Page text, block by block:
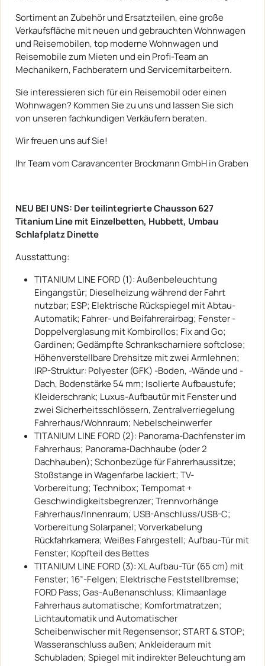
Sortiment an Zubehör und Ersatzteilen, eine große
Verkaufsfläche mit neuen und gebrauchten Wohnwagen
und Reisemobilen, top moderne Wohnwagen und
Reisemobile zum Mieten und ein Profi-Team an
Mechanikern, Fachberatern und Servicemitarbeitern.
Sie interessieren sich für ein Reisemobil oder einen
Wohnwagen? Kommen Sie zu uns und lassen Sie sich
von unseren fachkundigen Verkäufern beraten.
Wir freuen uns auf Sie!
Ihr Team vom Caravancenter Brockmann GmbH in Graben
NEU BEI UNS: Der teilintegrierte Chausson 627
Titanium Line mit Einzelbetten, Hubbett, Umbau
Schlafplatz Dinette
Ausstattung:
TITANIUM LINE FORD (1): Außenbeleuchtung
Eingangstür; Dieselheizung während der Fahrt
nutzbar; ESP; Elektrische Rückspiegel mit Abtau-
Automatik; Fahrer- und Beifahrerairbag; Fenster -
Doppelverglasung mit Kombirollos; Fix and Go;
Gardinen; Gedämpfte Schrankscharniere softclose;
Höhenverstellbare Drehsitze mit zwei Armlehnen;
IRP-Struktur: Polyester (GFK) -Boden, -Wände und -
Dach, Bodenstärke 54 mm; Isolierte Aufbaustufe;
Kleiderschrank; Luxus-Aufbautür mit Fenster und
zwei Sicherheitsschlössern, Zentralverriegelung
Fahrerhaus/Wohnraum; Nebelscheinwerfer
TITANIUM LINE FORD (2): Panorama-Dachfenster im
Fahrerhaus; Panorama-Dachhaube (oder 2
Dachhauben); Schonbezüge für Fahrerhaussitze;
Stoßstange in Wagenfarbe lackiert; TV-
Vorbereitung; Technibox; Tempomat +
Geschwindigkeitsbegrenzer; Trennvorhänge
Fahrerhaus/Innenraum; USB-Anschluss/USB-C;
Vorbereitung Solarpanel; Vorverkabelung
Rückfahrkamera; Weißes Fahrgestell; Aufbau-Tür mit
Fenster; Kopfteil des Bettes
TITANIUM LINE FORD (3): XL Aufbau-Tür (65 cm) mit
Fenster; 16”-Felgen; Elektrische Feststellbremse;
FORD Pass; Gas-Außenanschluss; Klimaanlage
Fahrerhaus automatische; Komfortmatratzen;
Lichtautomatik und Automatischer
Scheibenwischer mit Regensensor; START & STOP;
Wasseranschluss außen; Ankleideraum mit
Schubladen; Spiegel mit indirekter Beleuchtung am